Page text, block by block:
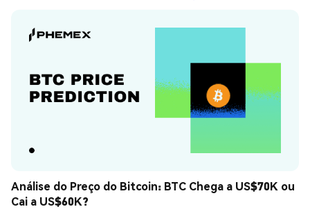
Análise do Preço do Bitcoin: BTC Chega a US$70K ou
Cai a US$60K?